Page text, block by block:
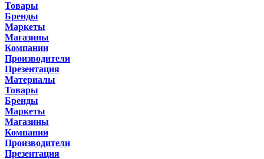
Товары
Бренды
Маркеты
Магазины
Компании
Производители
Презентация
Материалы
Товары
Бренды
Маркеты
Магазины
Компании
Производители
Презентация